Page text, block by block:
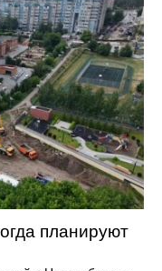
планируют